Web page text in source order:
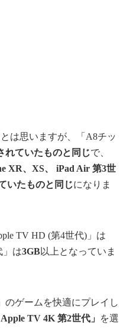
は思いますが、「A8チッ
れていたものと同じで、
XR、XS、 iPad Air 第3世
いたものと同じになりま
TV HD (第4世代)」は
」は3GB以上となっていま
のゲームを快適にプレイし
Apple TV 4K 第2世代」
を選